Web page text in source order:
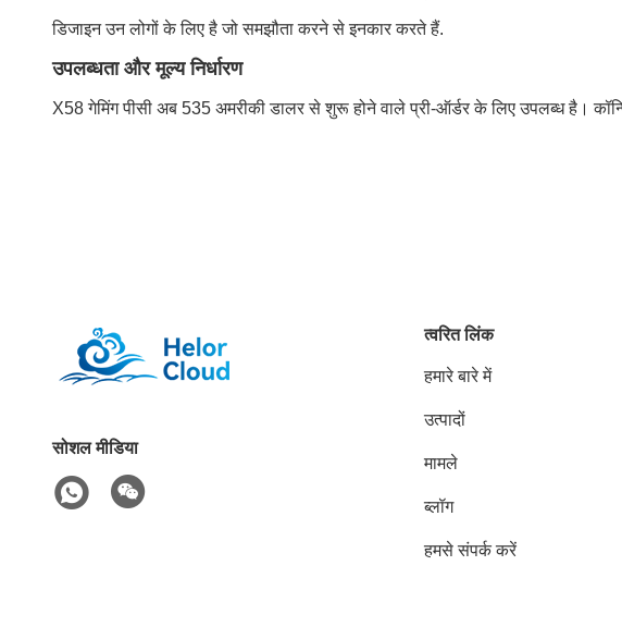
डिजाइन उन लोगों के लिए है जो समझौता करने से इनकार करते हैं.
उपलब्धता और मूल्य निर्धारण
X58 गेमिंग पीसी अब 535 अमरीकी डालर से शुरू होने वाले प्री-ऑर्डर के लिए उपलब्ध है।
सोशल मीडिया
त्वरित लिंक
हमारे बारे में
उत्पादों
मामले
ब्लॉग
हमसे संपर्क करें